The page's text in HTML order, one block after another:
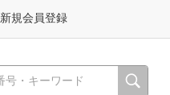
心おどる、瞬間を。通販・テレビショッピ
新規会員登録